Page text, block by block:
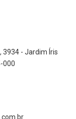
3934 - Jardim Íris
000